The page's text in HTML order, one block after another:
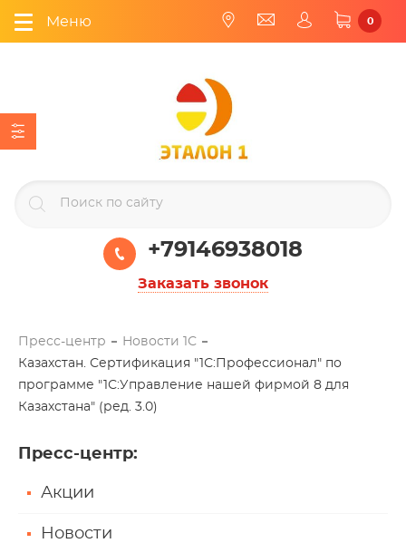
Меню 0
+79146938018
Заказать звонок
Пресс-центр
Новости 1С
Казахстан. Сертификация "1С:Профессионал" по
программе "1С:Управление нашей фирмой 8 для
Казахстана" (ред. 3.0)
Пресс-центр:
Акции
Новости